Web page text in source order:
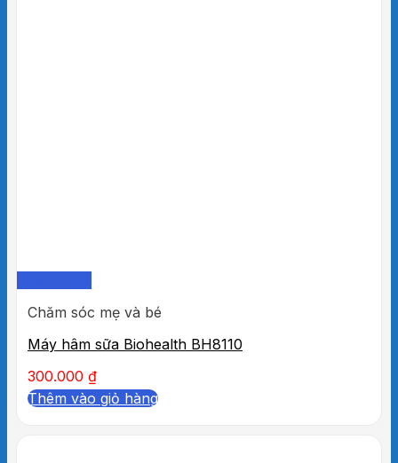
Chăm sóc mẹ và bé
Máy hâm sữa Biohealth BH8110
300.000 ₫
Thêm vào giỏ hàng